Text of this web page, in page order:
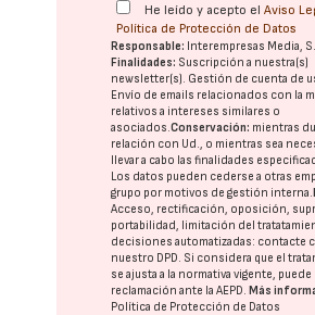
He leído y acepto elAviso
Política de Protección de Datos
Responsable: Interempresas Media,
Finalidades: Suscripción a nuestra(s)
newsletter(s). Gestión de cuenta de
Envío de emails relacionados con la
relativos a intereses similares o
asociados.Conservación: mientras
relación con Ud., o mientras sea
llevar a cabo las finalidades
Los datos pueden cederse a otras
grupo por motivos de gestión interna.
Acceso, rectificación, oposición,
portabilidad, limitación del
decisiones automatizadas: contacte
nuestro DPD . Si considera que el
se ajusta a la normativa vigente,
reclamación ante laAEPD .Más
Política de Protección de Datos